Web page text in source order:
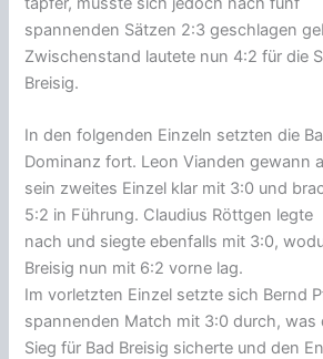
spannenden Sätzen 2:3 geschlagen
Zwischenstand lautete nun 4:2 für die
Breisig.
In den folgenden Einzeln setzten die
Dominanz fort. Leon Vianden gewann
sein zweites Einzel klar mit 3:0 und
5:2 in Führung. Claudius Röttgen legte
nach und siegte ebenfalls mit 3:0,
Breisig nun mit 6:2 vorne lag.
Im vorletzten Einzel setzte sich Bernd
spannenden Match mit 3:0 durch, was
Sieg für Bad Breisig sicherte und den